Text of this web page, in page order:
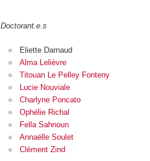
Doctorant.e.s
Eliette Darnaud
Alma Lelièvre
Titouan Le Pelley Fonteny
Lucie Nouviale
Charlyne Poncato
Ophélie Richal
Fella Sahnoun
Annaëlle Soulet
Clément Zind